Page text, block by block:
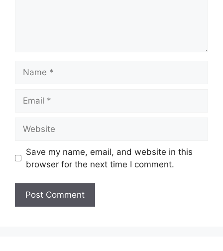
Save my name, email, and website in this
browser for the next time I comment.